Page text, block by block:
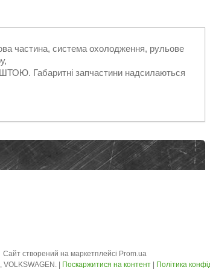
частина, система охолодження, рульове
Габаритні запчастини надсилаються
Сайт створений на маркетплейсі Prom.ua
Поскаржитися на контент Політика